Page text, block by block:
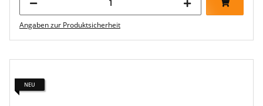
Angaben zur Produktsicherheit
NEU